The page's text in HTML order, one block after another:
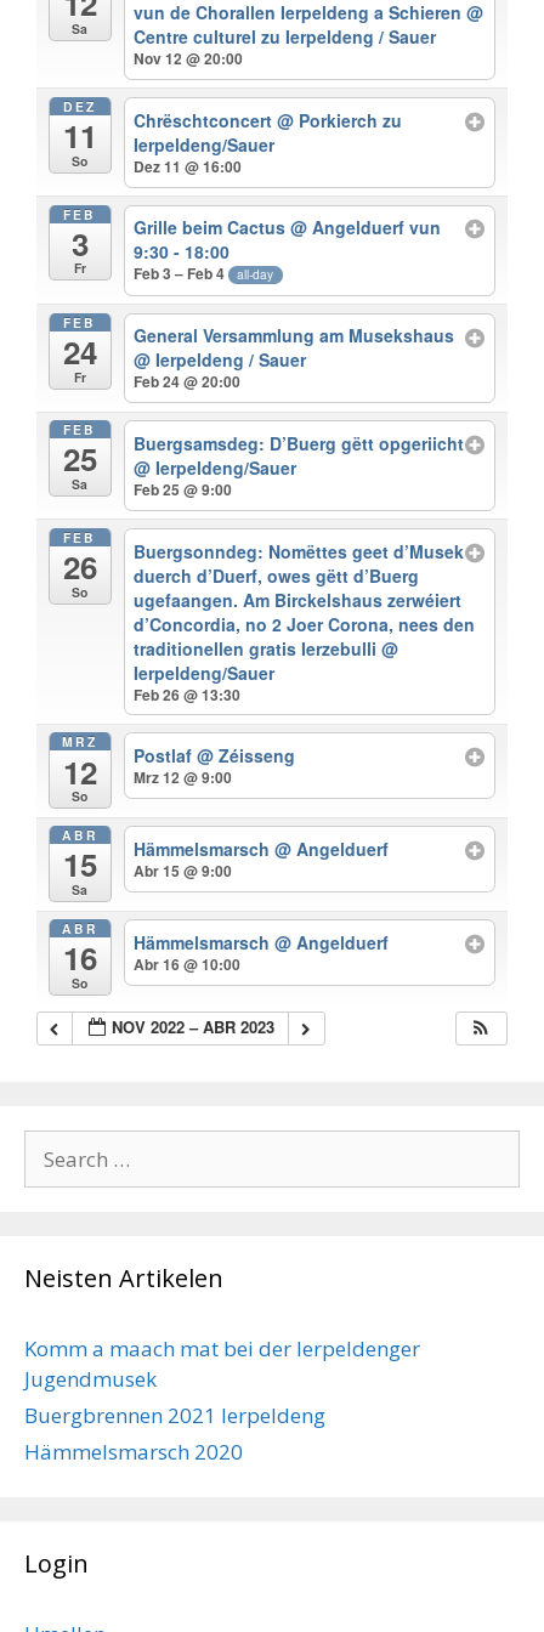
Sa
vun de Chorallen Ierpeldeng a Schieren@
Centre culturel zu Ierpeldeng / Sauer
Nov 12 @ 20:00
DEZ
11
So
Chrëschtconcert@ Porkierch zu
Ierpeldeng/Sauer
Dez 11 @ 16:00
FEB
3
Fr
Grille beim Cactus@ Angelduerf vun
9:30 - 18:00
Feb 3 – Feb 4 all-day
FEB
24
Fr
General Versammlung am Musekshaus
@ Ierpeldeng / Sauer
Feb 24 @ 20:00
FEB
25
Sa
Buergsamsdeg: D’Buerg gëtt opgeriicht
@ Ierpeldeng/Sauer
Feb 25 @ 9:00
FEB
26
So
Buergsonndeg: Nomëttes geet d’Musek
duerch d’Duerf, owes gëtt d’Buerg
ugefaangen. Am Birckelshaus zerwéiert
d’Concordia, no 2 Joer Corona, nees den
traditionellen gratis Ierzebulli@
Ierpeldeng/Sauer
Feb 26 @ 13:30
MRZ
12
So
Postlaf@ Zéisseng
Mrz 12 @ 9:00
ABR
15
Sa
Hämmelsmarsch@ Angelduerf
Abr 15 @ 9:00
ABR
16
So
Hämmelsmarsch@ Angelduerf
Abr 16 @ 10:00
NOV 2022 – ABR 2023
for:
Neisten Artikelen
Komm a maach mat bei der Ierpeldenger
Jugendmusek
Buergbrennen 2021 Ierpeldeng
Hämmelsmarsch 2020
Login